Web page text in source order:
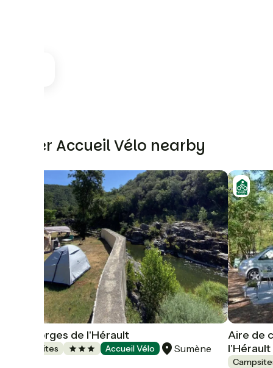
Other Accueil Vélo nearby
Les Gorges de l'Hérault
Campsites Accueil Vélo Sumène
Aire de
l'Hérault